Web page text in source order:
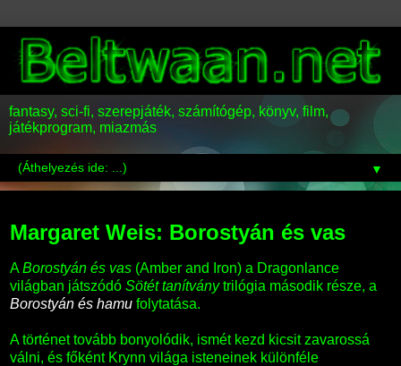
fantasy, sci-fi, szerepjáték, számítógép, könyv, film,
játékprogram, miazmás
▼
Margaret Weis: Borostyán és vas
ABorostyán és vas (Amber and Iron) a Dragonlance
világban játszódó Sötét tanítványtrilógia második része, a
Borostyán és hamu folytatása.
A történet tovább bonyolódik, ismét kezd kicsit zavarossá
válni, és főként Krynn világa isteneinek különféle